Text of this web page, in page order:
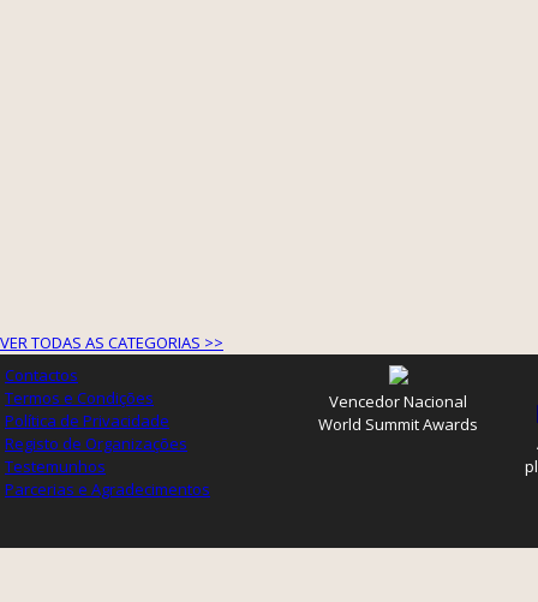
VER TODAS AS CATEGORIAS >>
Contactos
Termos e Condições
Política de Privacidade
Registo de Organizações
Testemunhos
Parcerias e Agradecimentos
Vencedor Nacional
World Summit Awards